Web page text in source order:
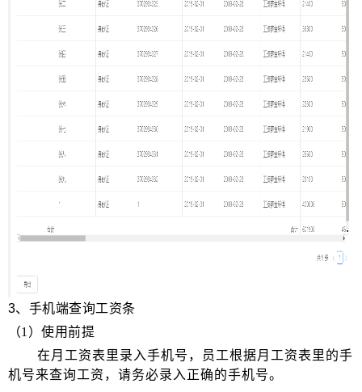
3、手机端查询工资条
（1 ）使用前提
在月工资表里录入手机号，员工根据月工资表里的手
机号来查询工资，请务必录入正确的手机号。